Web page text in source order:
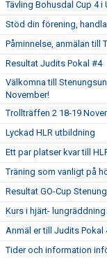
Tävling Bohusdal Cup 4
Stöd din förening,
Påminnelse, anmälan till
Resultat Judits Pokal #4
Välkomna till
November!
Trollträffen 2 18-19
Lyckad HLR utbildning
Ett par platser kvar till
Träning som vanligt på
Resultat GO-Cup
Kurs i hjärt-
Anmäl er till Judits Pokal
Tider och information